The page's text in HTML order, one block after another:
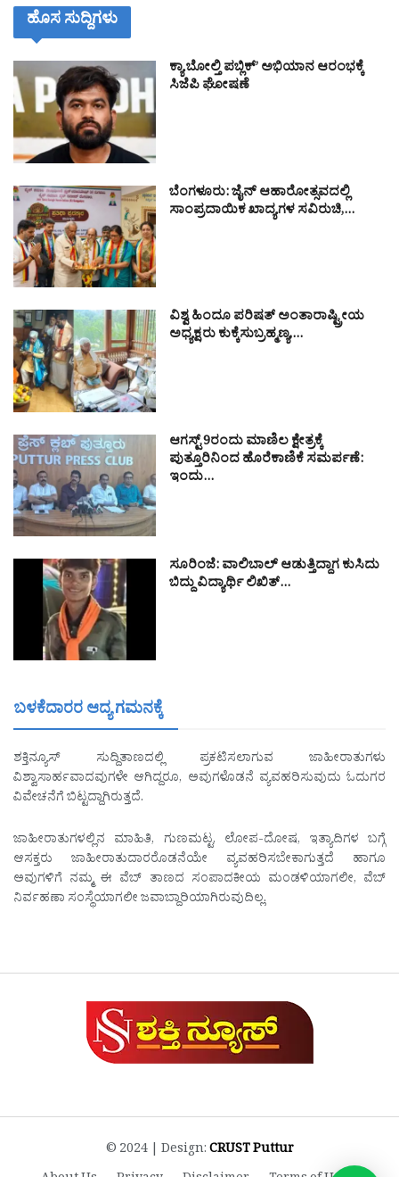
ಹೊಸ ಸುದ್ದಿಗಳು
ಕ್ಯಾ ಬೋಲ್ತಿ ಪಬ್ಲಿಕ್’ ಅಭಿಯಾನ ಆರಂಭಕ್ಕೆ
ಸಿಜೆಪಿ ಘೋಷಣೆ
ಬೆಂಗಳೂರು: ಜೈನ್ ಆಹಾರೋತ್ಸವದಲ್ಲಿ
ಸಾಂಪ್ರದಾಯಿಕ ಖಾದ್ಯಗಳ ಸವಿರುಚಿ,…
ವಿಶ್ವ ಹಿಂದೂ ಪರಿಷತ್ ಅಂತಾರಾಷ್ಟ್ರೀಯ
ಅಧ್ಯಕ್ಷರು ಕುಕ್ಕೆಸುಬ್ರಹ್ಮಣ್ಯ,…
ಆಗಸ್ಟ್ 9ರಂದು ಮಾಣಿಲ ಕ್ಷೇತ್ರಕ್ಕೆ
ಪುತ್ತೂರಿನಿಂದ ಹೊರೆಕಾಣಿಕೆ ಸಮರ್ಪಣೆ:
ಇಂದು…
ಸೂರಿಂಜೆ: ವಾಲಿಬಾಲ್ ಆಡುತ್ತಿದ್ದಾಗ ಕುಸಿದು
ಬಿದ್ದು ವಿದ್ಯಾರ್ಥಿ ಲಿಖಿತ್…
ಬಳಕೆದಾರರ ಆದ್ಯ ಗಮನಕ್ಕೆ
ಶಕ್ತಿನ್ಯೂಸ್ ಸುದ್ದಿತಾಣದಲ್ಲಿ ಪ್ರಕಟಿಸಲಾಗುವ ಜಾಹೀರಾತುಗಳು
ವಿಶ್ವಾಸಾರ್ಹವಾದವುಗಳೇ ಆಗಿದ್ದರೂ, ಅವುಗಳೊಡನೆ ವ್ಯವಹರಿಸುವುದು ಓದುಗರ
ವಿವೇಚನೆಗೆ ಬಿಟ್ಟದ್ದಾಗಿರುತ್ತದೆ.
ಜಾಹೀರಾತುಗಳಲ್ಲಿನ ಮಾಹಿತಿ, ಗುಣಮಟ್ಟ, ಲೋಪ-ದೋಷ, ಇತ್ಯಾದಿಗಳ ಬಗ್ಗೆ
ಆಸಕ್ತರು ಜಾಹೀರಾತುದಾರರೊಡನೆಯೇ ವ್ಯವಹರಿಸಬೇಕಾಗುತ್ತದೆ ಹಾಗೂ
ಅವುಗಳಿಗೆ ನಮ್ಮ ಈ ವೆಬ್ ತಾಣದ ಸಂಪಾದಕೀಯ ಮಂಡಳಿಯಾಗಲೀ, ವೆಬ್
ನಿರ್ವಹಣಾ ಸಂಸ್ಥೆಯಾಗಲೀ ಜವಾಬ್ದಾರಿಯಾಗಿರುವುದಿಲ್ಲ.
© 2024 | Design:CRUST Puttur